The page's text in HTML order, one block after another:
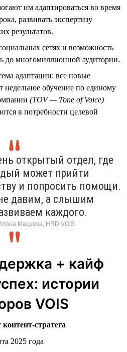
им адаптироваться во время
развивать экспертизу
результатов.
сетях и возможность
до многомиллионной аудитории.
адаптации: все новые
недельное обучение по единому
(TOV — Tone of Voice)
в потребности целевой
открытый отдел, где
может прийти
и попросить помощи.
давим, а слышим
каждого.
Мацуева, HRD VOIS
+ кайф
истории
VOIS
стратега
2025 года